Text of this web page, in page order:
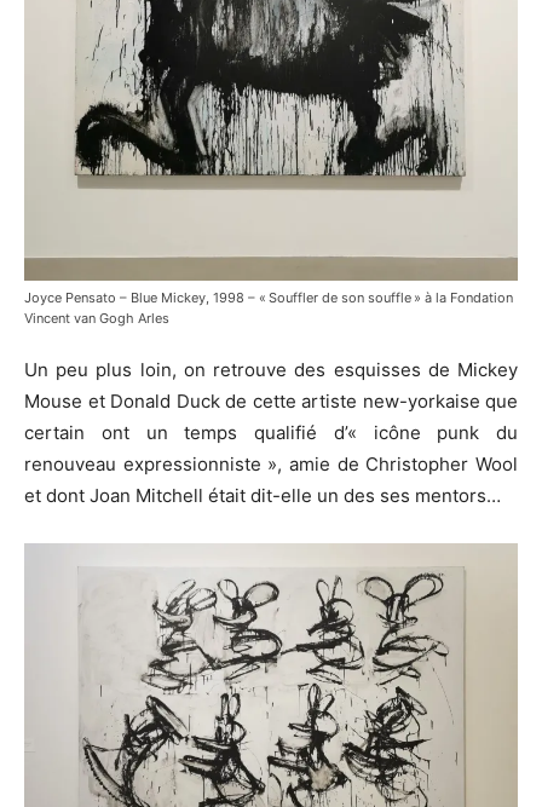
Joyce Pensato – Blue Mickey, 1998 – « Souffler de son souffle » à la Fondation
Vincent van Gogh Arles
Un peu plus loin, on retrouve des esquisses de Mickey
Mouse et Donald Duck de cette artiste new-yorkaise que
certain ont un temps qualifié d’« icône punk du
renouveau expressionniste », amie de Christopher Wool
et dont Joan Mitchell était dit-elle un des ses mentors…